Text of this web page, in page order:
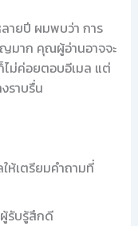
ายปี ผมพบว่า การ
มาก คุณผู้อ่านอาจจะ
ไม่ค่อยตอบอีเมล แต่
ราบรื่น
ห้เตรียมคำถามที่
รับรู้สึกดี